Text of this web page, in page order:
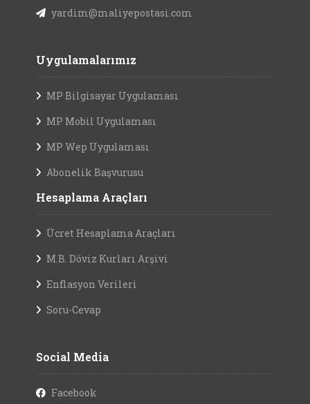
yardim@maliyepostasi.com
Uygulamalarımız
MP Bilgisayar Uygulaması
MP Mobil Uygulaması
MP Wep Uygulaması
Abonelik Başvurusu
Hesaplama Araçları
Ücret Hesaplama Araçları
M.B. Döviz Kurları Arşivi
Enflasyon Verileri
Soru-Cevap
Social Media
Facebook